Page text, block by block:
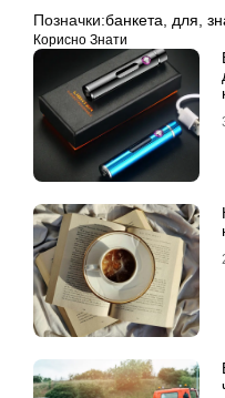
Позначки:банкета для
Корисно Знати